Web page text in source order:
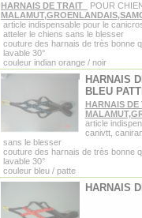
HARNAIS DE TRAIT
POUR
article indispensable pour le
atteler le chiens sans le blesser
couture des harnais de très bonne
lavable 30°
couleur indian orange / noir
HARNAIS
BLEU
HARNAIS
article
canivtt,
sans le blesser
couture des harnais de très bonne
lavable 30°
couleur bleu / patte
HARNAIS